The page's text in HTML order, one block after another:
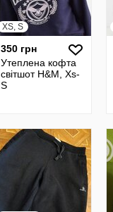
XS, S
350 грн
Утеплена кофта
світшот H&M, Xs-
S